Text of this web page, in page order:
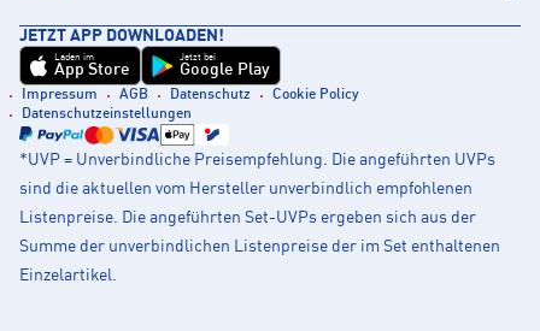
JETZT APP DOWNLOADEN!
Laden im
App Store
Jetzt bei
Google Play
Impressum AGB Datenschutz
Cookie Policy
Datenschutzeinstellungen
*UVP = Unverbindliche Preisempfehlung. Die angeführten UVPs
sind die aktuellen vom Hersteller unverbindlich empfohlenen
Listenpreise. Die angeführten Set-UVPs ergeben sich aus der
Summe der unverbindlichen Listenpreise der im Set enthaltenen
Einzelartikel.